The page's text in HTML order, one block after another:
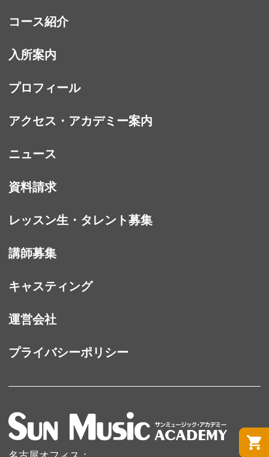
コース紹介
入所案内
プロフィール
アクセス・アカデミー案内
ニュース
資料請求
レッスン生・タレント募集
講師募集
キャスティング
運営会社
プライバシーポリシー